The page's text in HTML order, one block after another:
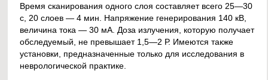
Время сканирования одного слоя составляет всего 25—30
с, 20 слоев — 4 мин. Напряжение генерирования 140 кВ,
величина тока — 30 мА. Доза излучения, которую получает
обследуемый, не превышает 1,5—2 Р. Имеются также
установки, предназначенные только для исследования в
неврологической практике.